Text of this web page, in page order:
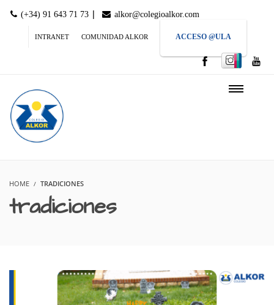
(+34) 91 643 71 73 | alkor@colegioalkor.com
INTRANET COMUNIDAD ALKOR ACCESO @ULA
HOME TRADICIONES
tradiciones